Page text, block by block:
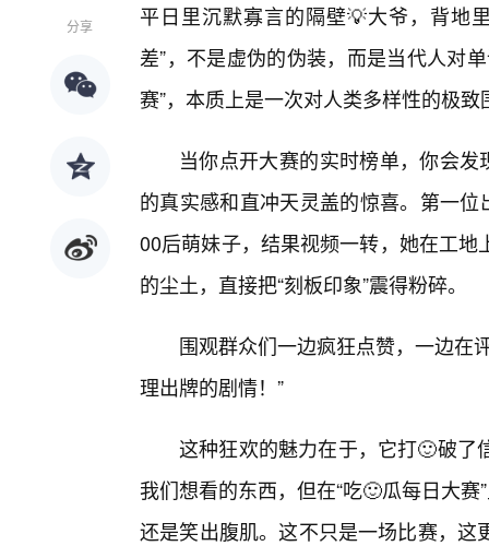
分享
平日里沉默寡言的隔壁💡大爷，背地
差”，不是虚伪的伪装，而是当代人对
赛”，本质上是一次对人类多样性的极致
当你点开大赛的实时榜单，你会
的真实感和直冲天灵盖的惊喜。第一
00后萌妹子，结果视频一转，她在工
的尘土，直接把“刻板印象”震得粉碎。
围观群众们一边疯狂点赞，一边在
理出牌的剧情！”
这种狂欢的魅力在于，它打🙂破了
我们想看的东西，但在“吃🙂瓜每日大
还是笑出腹肌。这不只是一场比赛，